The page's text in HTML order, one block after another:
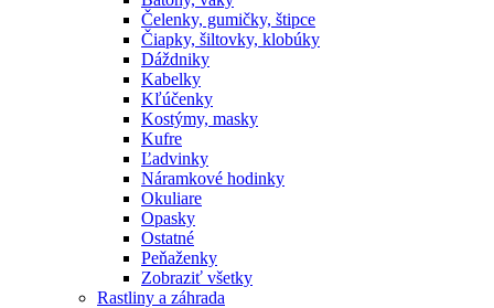
Čelenky, gumičky, štipce
Čiapky, šiltovky, klobúky
Dáždniky
Kabelky
Kľúčenky
Kostýmy, masky
Kufre
Ľadvinky
Náramkové hodinky
Okuliare
Opasky
Ostatné
Peňaženky
Zobraziť všetky
Rastliny a záhrada